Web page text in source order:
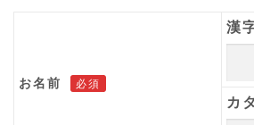
お名前 必須
漢
カ